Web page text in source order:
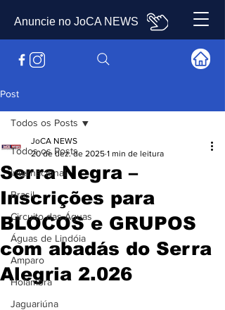
Anuncie no JoCA NEWS
Post
Todos os Posts
Internacional
Brasil
Circuito das Águas
Águas de Lindóia
Amparo
Holambra
Jaguariúna
Todos os Posts
Serra Negra –
Inscrições para
BLOCOS e GRUPOS
com abadás do Serra
Alegria 2.026
JoCA NEWS
20 de dez. de 2025 1 min de leitura